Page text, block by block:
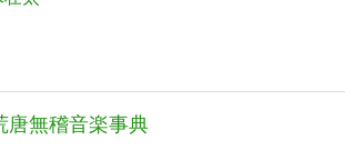
唐無稽音楽事典